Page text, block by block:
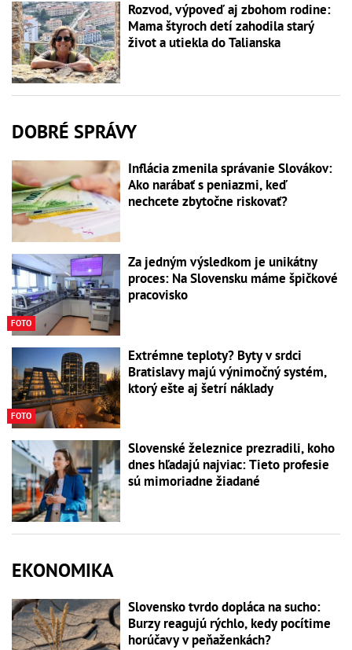
Rozvod, výpoveď aj zbohom rodine:
Mama štyroch detí zahodila starý
život a utiekla do Talianska
DOBRÉ SPRÁVY
Inflácia zmenila správanie Slovákov:
Ako narábať s peniazmi, keď
nechcete zbytočne riskovať?
FOTO
Za jedným výsledkom je unikátny
proces: Na Slovensku máme špičkové
pracovisko
FOTO
Extrémne teploty? Byty v srdci
Bratislavy majú výnimočný systém,
ktorý ešte aj šetrí náklady
Slovenské železnice prezradili, koho
dnes hľadajú najviac: Tieto profesie
sú mimoriadne žiadané
EKONOMIKA
Slovensko tvrdo dopláca na sucho:
Burzy reagujú rýchlo, kedy pocítime
horúčavy v peňaženkách?